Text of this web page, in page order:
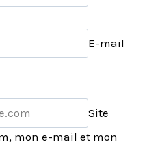
E-mail
Site
mon e-mail et mon